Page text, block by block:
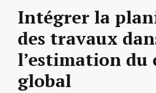
Intégrer la
des travaux
l’estimation du
global